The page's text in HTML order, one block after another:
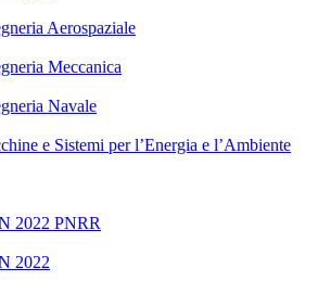
Aerospaziale
Meccanica
Navale
e Sistemi per l’Energia e l’Ambiente
2022 PNRR
2022